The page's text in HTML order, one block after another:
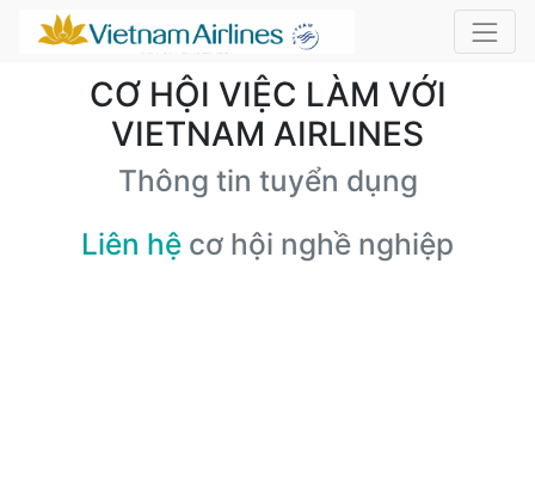
CƠ HỘI VIỆC LÀM VỚI
VIETNAM AIRLINES
Thông tin tuyển dụng
Liên hệ cơ hội nghề nghiệp